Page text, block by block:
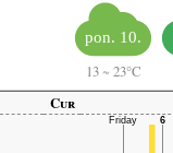
pon. 10.
13 ~ 23°C
Cur